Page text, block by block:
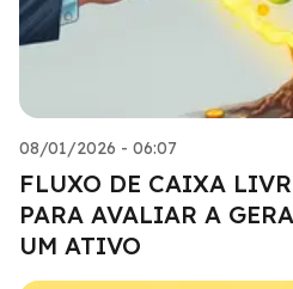
08/01/2026 - 06:07
FLUXO DE CAIXA
PARA AVALIAR A
UM ATIVO